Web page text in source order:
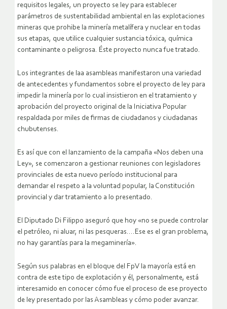
requisitos legales, un proyecto se ley para establecer
parámetros de sustentabilidad ambiental en las explotaciones
mineras que prohibe la minería metalífera y nuclear en todas
sus etapas, que utilice cualquier sustancia tóxica, química
contaminante o peligrosa. Éste proyecto nunca fue tratado.
Los integrantes de laa asambleas manifestaron una variedad
de antecedentes y fundamentos sobre el proyecto de ley para
impedir la minería por lo cual insistieron en el tratamiento y
aprobación del proyecto original de la Iniciativa Popular
respaldada por miles de firmas de ciudadanos y ciudadanas
chubutenses.
Es así que con el lanzamiento de la campaña «Nos deben una
Ley», se comenzaron a gestionar reuniones con legisladores
provinciales de esta nuevo período institucional para
demandar el respeto a la voluntad popular, la Constitución
provincial y dar tratamiento a lo presentado.
El Diputado Di Filippo aseguró que hoy «no se puede controlar
el petróleo, ni aluar, ni las pesqueras….Ese es el gran problema,
no hay garantías para la megaminería».
Según sus palabras en el bloque del FpV la mayoría está en
contra de este tipo de explotación y él, personalmente, está
interesamido en conocer cómo fue el proceso de ese proyecto
de ley presentado por las Asambleas y cómo poder avanzar.